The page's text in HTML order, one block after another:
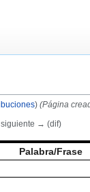
) (Página
siguiente → (dif)
Palabra/Frase